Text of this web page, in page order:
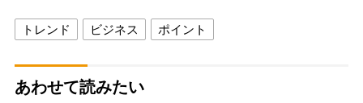
トレンド ビジネス ポイント
あわせて読みたい